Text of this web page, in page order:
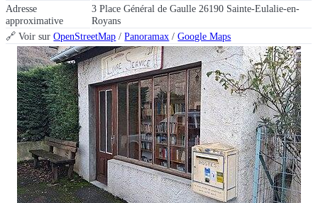
Adresse
approximative
3 Place Général de Gaulle 26190 Sainte-Eulalie-en-
Royans
🔗 Voir surOpenStreetMap /Panoramax /Google Maps